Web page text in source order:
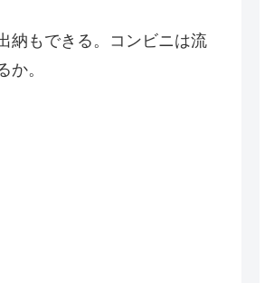
納もできる。コンビニは流
。